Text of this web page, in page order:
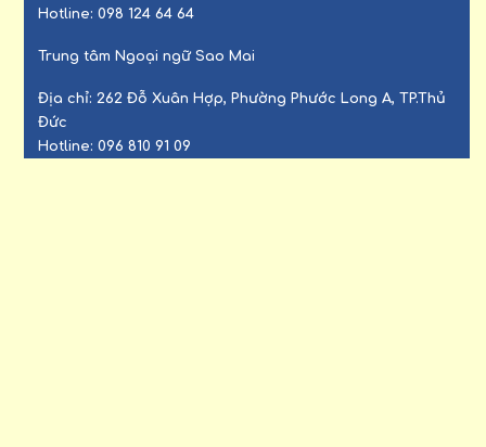
Hotline: 098 124 64 64
Trung tâm Ngoại ngữ Sao Mai
Địa chỉ: 262 Đỗ Xuân Hợp, Phường Phước Long A, TP.Thủ
Đức
Hotline: 096 810 91 09